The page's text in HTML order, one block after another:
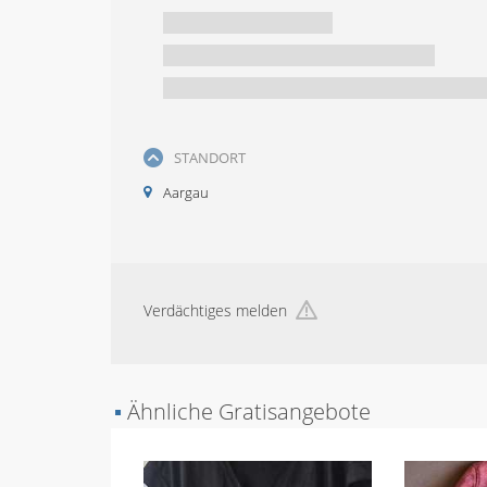
STANDORT
Aargau
Verdächtiges melden
▪ Ähnliche Gratisangebote